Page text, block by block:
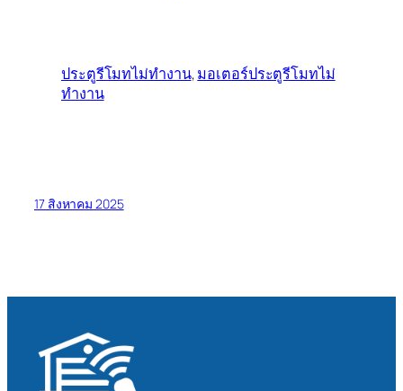
ประตูรีโมทไม่ทํางาน,มอเตอร์ประตูรีโมทไม่
ทำงาน
17 สิงหาคม 2025